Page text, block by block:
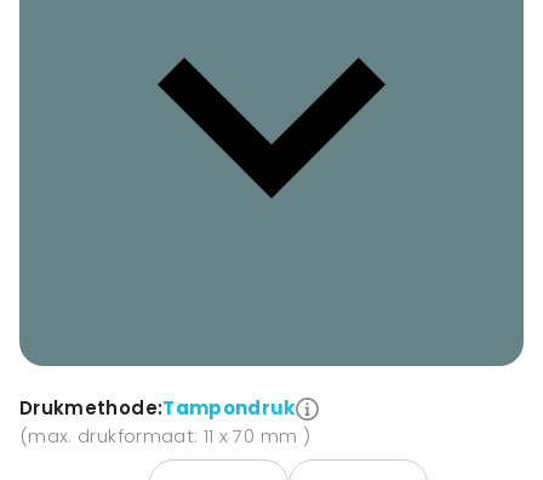
Drukmethode:Tampondruk
(max. drukformaat: 11 x 70 mm )